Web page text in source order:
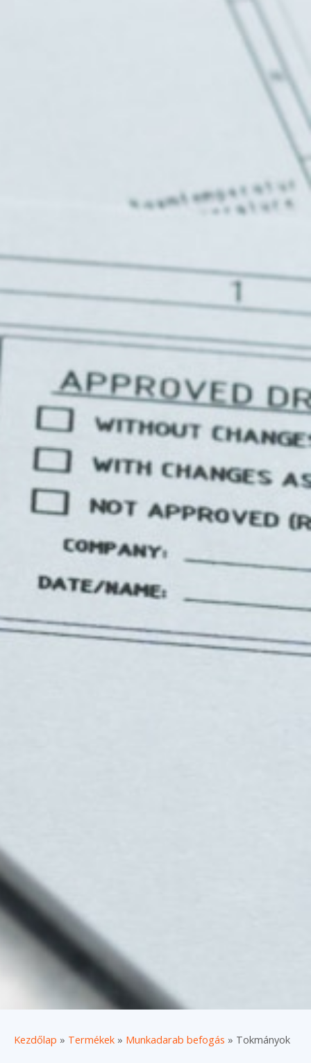
Kezdőlap » Termékek » Munkadarab befogás » Tokmányok